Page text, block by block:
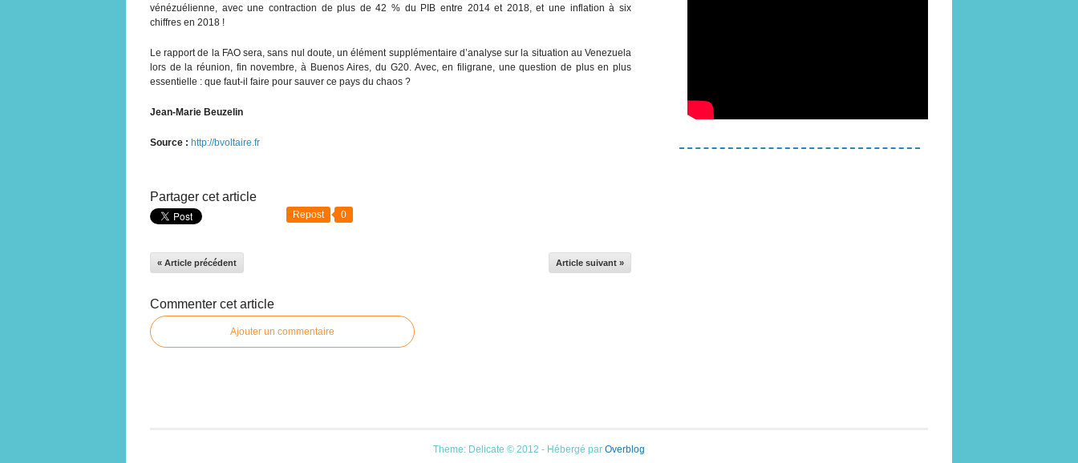
vénézuélienne, avec une contraction de plus de 42 % du PIB entre 2014 et 2018, et une inflation à six
chiffres en 2018 !
Le rapport de la FAO sera, sans nul doute, un élément supplémentaire d’analyse sur la situation au Venezuela
lors de la réunion, fin novembre, à Buenos Aires, du G20. Avec, en filigrane, une question de plus en plus
essentielle : que faut-il faire pour sauver ce pays du chaos ?
Jean-Marie Beuzelin
Source : http://bvoltaire.fr
Partager cet article
Repost 0
« Article précédent Article suivant »
Commenter cet article
Ajouter un commentaire
Theme: Delicate © 2012 - Hébergé par Overblog